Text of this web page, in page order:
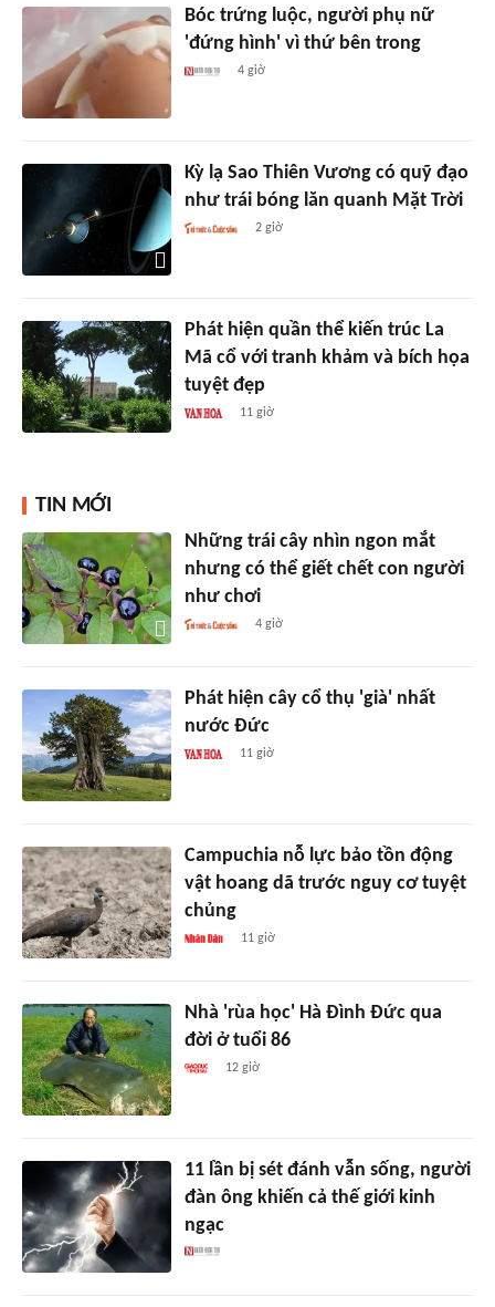
Bóc trứng luộc, người phụ nữ
'đứng hình' vì thứ bên trong
4 giờ
Kỳ lạ Sao Thiên Vương có quỹ đạo
như trái bóng lăn quanh Mặt Trời
2 giờ
Phát hiện quần thể kiến trúc La
Mã cổ với tranh khảm và bích họa
tuyệt đẹp
11 giờ
TIN MỚI
Những trái cây nhìn ngon mắt
nhưng có thể giết chết con người
như chơi
4 giờ
Phát hiện cây cổ thụ 'già' nhất
nước Đức
11 giờ
Campuchia nỗ lực bảo tồn động
vật hoang dã trước nguy cơ tuyệt
chủng
11 giờ
Nhà 'rùa học' Hà Đình Đức qua
đời ở tuổi 86
12 giờ
11 lần bị sét đánh vẫn sống, người
đàn ông khiến cả thế giới kinh
ngạc